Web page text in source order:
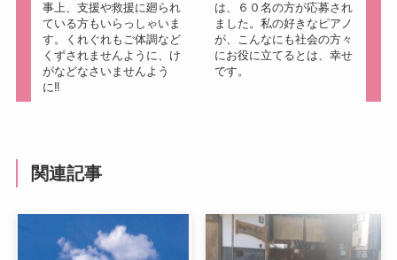
事上、支援や救援に廻られ
ている方もいらっしゃいま
す。くれぐれもご体調など
くずされませんように、け
がなどなさいませんよう
に‼
は、６０名の方が応募され
ました。私の好きなピアノ
が、こんなにも社会の方々
にお役に立てるとは、幸せ
です。
関連記事